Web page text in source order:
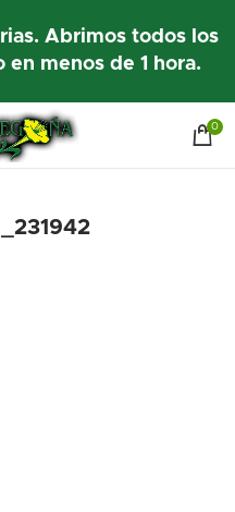
Abrimos todos los
en menos de 1 hora.
0